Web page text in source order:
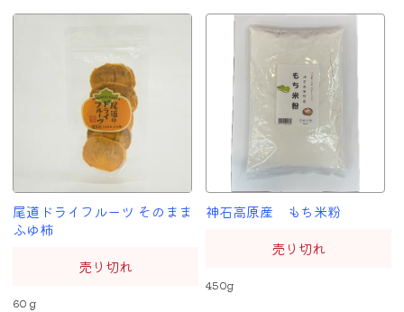
尾道ドライフルーツ そのまま
ふゆ柿
売り切れ
60ｇ
神石高原産 もち米粉
売り切れ
450g